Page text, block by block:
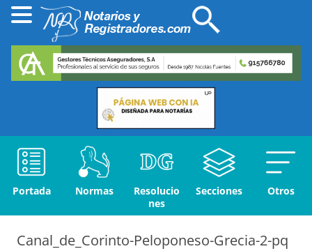
Portada Normas
Resolucio
nes
Secciones Otros
Canal_de_Corinto-Peloponeso-Grecia-2-pq